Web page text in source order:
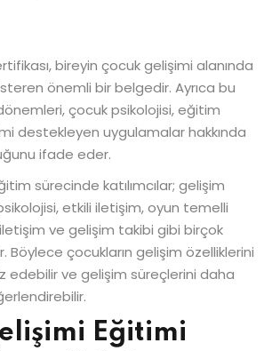
bireyin çocuk gelişimi alanında
önemli bir belgedir. Ayrıca bu
çocuk psikolojisi, eğitim
destekleyen uygulamalar hakkında
ifade eder.
sürecinde katılımcılar; gelişim
etkili iletişim, oyun temelli
ve gelişim takibi gibi birçok
Böylece çocukların gelişim özelliklerini
edebilir ve gelişim süreçlerini daha
Eğitimi